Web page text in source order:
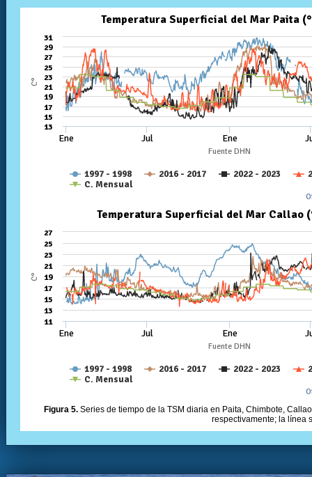
Figura 5. Series de tiempo de la TSM diaria en Paita, Chimbote,
respectivamente; la línea